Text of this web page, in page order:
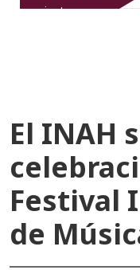
recientes
El INAH
Festival
de